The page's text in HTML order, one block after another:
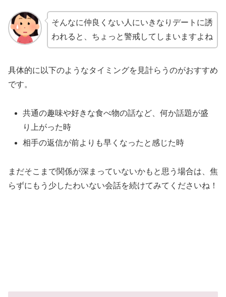
そんなに仲良くない人にいきなりデートに誘
われると、ちょっと警戒してしまいますよね
具体的に以下のようなタイミングを見計らうのがおすすめ
です。
共通の趣味や好きな食べ物の話など、何か話題が盛
り上がった時
相手の返信が前よりも早くなったと感じた時
まだそこまで関係が深まっていないかもと思う場合は、焦
らずにもう少したわいない会話を続けてみてくださいね！